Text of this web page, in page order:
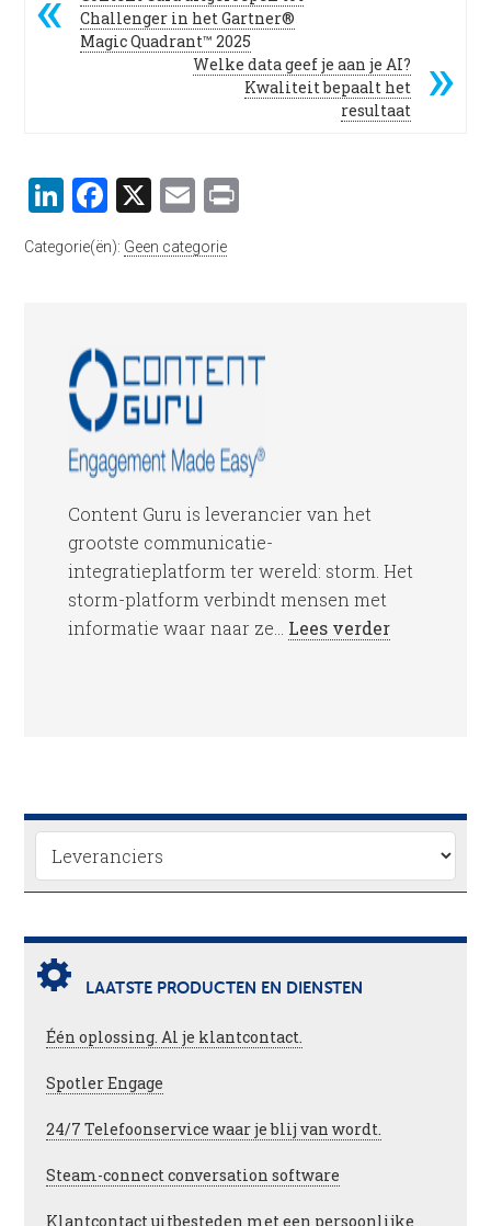
Challenger in het Gartner®
Magic Quadrant™ 2025
Welke data geef je aan je AI?
Kwaliteit bepaalt het
resultaat
LinkedIn
Facebook
X Email
Categorie(ën): Geen categorie
Content Guru is leverancier van het
grootste communicatie-
integratieplatform ter wereld: storm. Het
storm-platform verbindt mensen met
informatie waar naar ze... Lees verder
LAATSTE PRODUCTEN EN DIENSTEN
Één oplossing. Al je klantcontact.
Spotler Engage
24/7 Telefoonservice waar je blij van wordt.
Steam-connect conversation software
Klantcontact uitbesteden met een persoonlijke